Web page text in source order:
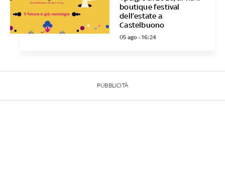
boutique festival
dell’estate a
Castelbuono
05 ago - 16:24
PUBBLICITÀ